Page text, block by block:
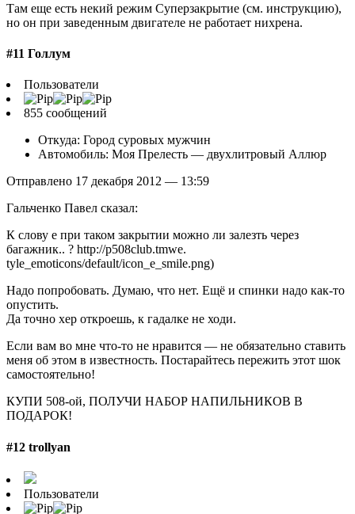
Там еще есть некий режим Суперзакрытие (см. инструкцию),
но он при заведенным двигателе не работает нихрена.
#11 Голлум
Пользователи
855 сообщений
Откуда: Город суровых мужчин
Автомобиль: Моя Прелесть — двухлитровый Аллюр
Отправлено 17 декабря 2012 — 13:59
Гальченко Павел сказал:
К слову е при таком закрытии можно ли залезть через
багажник.. ? http://p508club.tmwe.
tyle_emoticons/default/icon_e_smile.png)
Надо попробовать. Думаю, что нет. Ещё и спинки надо как-то
опустить.
Да точно хер откроешь, к гадалке не ходи.
Если вам во мне что-то не нравится — не обязательно ставить
меня об этом в известность. Постарайтесь пережить этот шок
самостоятельно!
КУПИ 508-ой, ПОЛУЧИ НАБОР НАПИЛЬНИКОВ В
ПОДАРОК!
#12 trollyan
Пользователи